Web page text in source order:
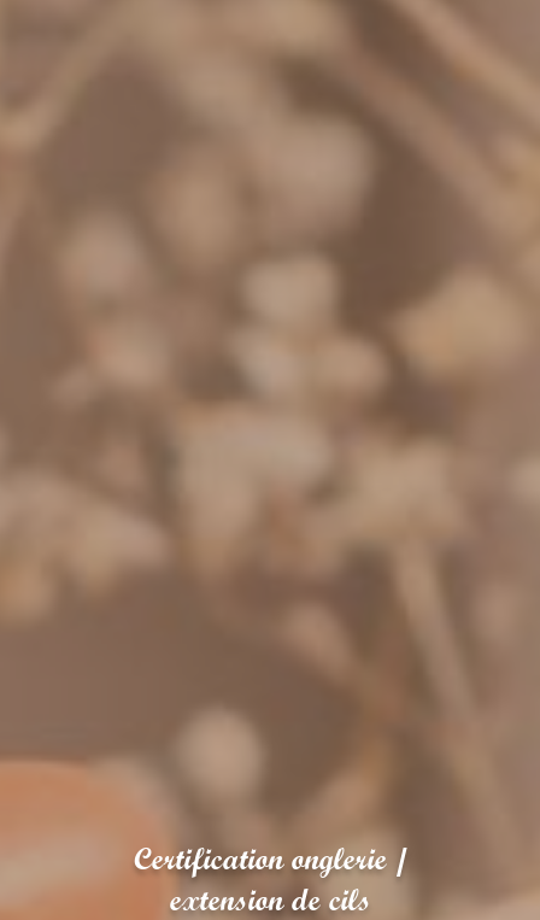
Certification onglerie /
extension de cils